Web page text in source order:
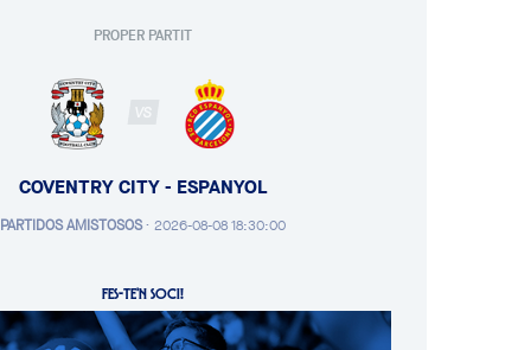
PROPER PARTIT
VS
COVENTRY CITY - ESPANYOL
PARTIDOS AMISTOSOS· 2026-08-08 18:30:00
FES-TE'N SOCI!